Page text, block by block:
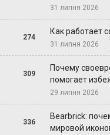
31 липня 2026
274
Как работает
31 липня 2026
309
Почему
помогает
29 липня 2026
336
Bearbrick:
мировой